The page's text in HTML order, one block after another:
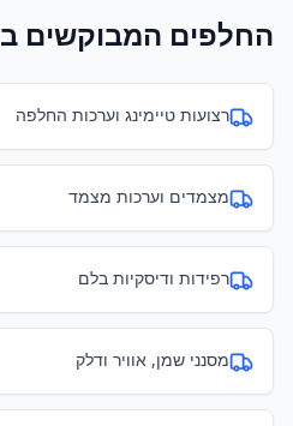
החלפים המבוקשים ב
רצועות טיימינג וערכות החלפה
מצמדים וערכות מצמד
רפידות ודיסקיות בלם
מסנני שמן, אוויר ודלק